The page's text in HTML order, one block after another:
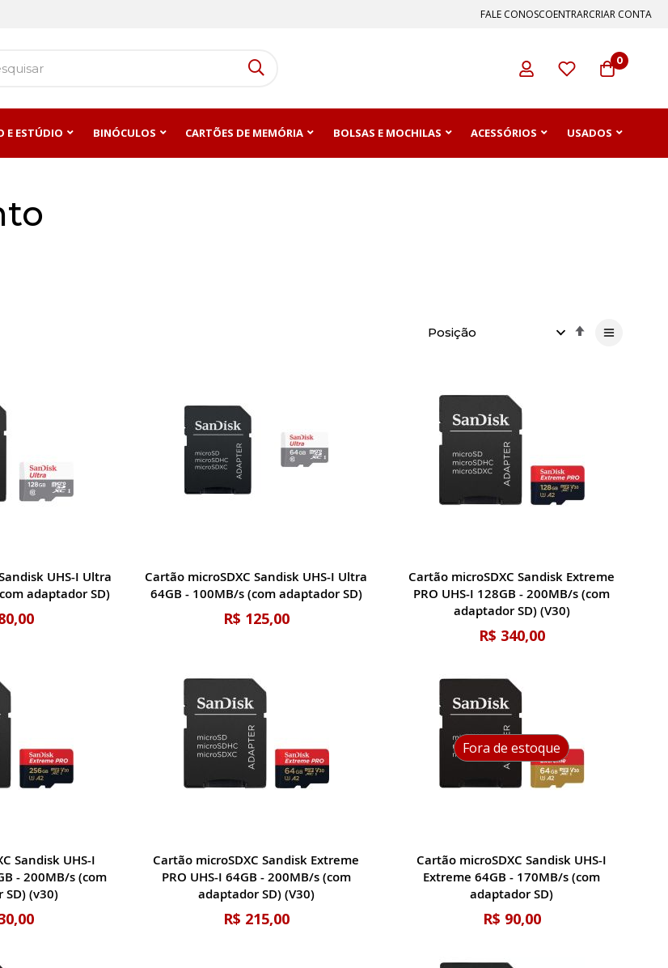
FALE CONOSCOENTRARCRIAR CONTA
0
E ESTÚDIO BINÓCULOS CARTÕES DE MEMÓRIA BOLSAS E MOCHILAS ACESSÓRIOS USADOS
Definir
UHS-I Ultra
adaptador SD)
Cartão microSDXC Sandisk UHS-I Ultra
64GB - 100MB/s (com adaptador SD)
R$ 125,00
Cartão microSDXC Sandisk Extreme
PRO UHS-I 128GB - 200MB/s (com
adaptador SD) (V30)
R$ 340,00
Sandisk UHS-I
- 200MB/s (com
(v30)
Cartão microSDXC Sandisk Extreme
PRO UHS-I 64GB - 200MB/s (com
adaptador SD) (V30)
R$ 215,00
Fora de estoque
Cartão microSDXC Sandisk UHS-I
Extreme 64GB - 170MB/s (com
adaptador SD)
R$ 90,00